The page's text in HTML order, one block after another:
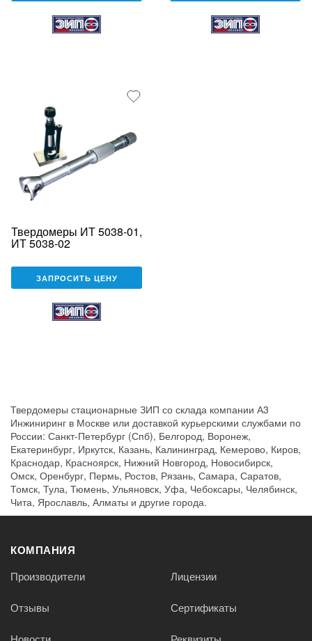
Твердомеры ИТ 5038-01,
ИТ 5038-02
ЗАПРОСИТЬ ЦЕНУ
Твердомеры стационарные ЗИП со склада компании А3
Инжиниринг в Москве или доставкой курьерскими службами по
России: Санкт-Петербург (Спб), Белгород, Воронеж,
Екатеринбург, Иркутск, Казань, Калининград, Кемерово, Киров,
Краснодар, Красноярск, Нижний Новгород, Новосибирск,
Омск, Оренбург, Пермь, Ростов, Рязань, Самара, Саратов,
Томск, Тула, Тюмень, Ульяновск, Уфа, Чебоксары, Челябинск,
Чита, Ярославль, Алматы и другие города.
КОМПАНИЯ
Производители Лицензии
Отзывы Сертификаты